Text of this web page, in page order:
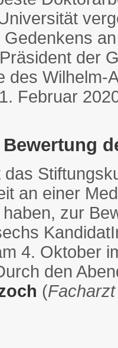
Gedenkens
der
des Wilhelm-
Februar
an einer
zur
4. Oktober
den
(